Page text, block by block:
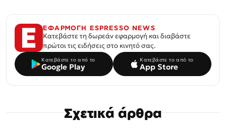
ΕΦΑΡΜΟΓΗ ESPRESSO NEWS
Κατεβάστε τη δωρεάν εφαρμογή και διαβάστε
πρώτοι τις ειδήσεις στο κινητό σας.
Κατεβάστε το από το
Google Play
Κατεβάστε το από το
App Store
Σχετικά άρθρα